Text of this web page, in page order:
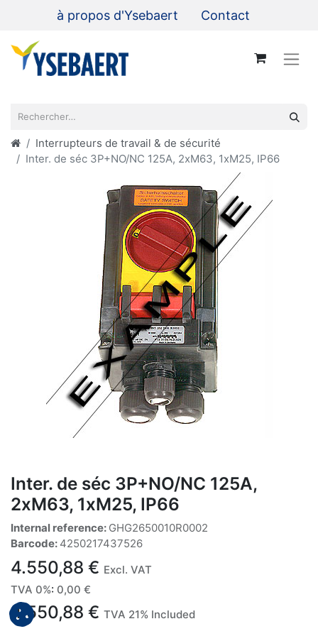
à propos d'Ysebaert Contact
Interrupteurs de travail & de sécurité
Inter. de séc 3P+NO/NC 125A, 2xM63, 1xM25, IP66
Inter. de séc 3P+NO/NC 125A,
2xM63, 1xM25, IP66
Internal reference: GHG2650010R0002
Barcode: 4250217437526
4.550,88 € Excl. VAT
TVA 0%: 0,00 €
4.550,88 € TVA 21% Included